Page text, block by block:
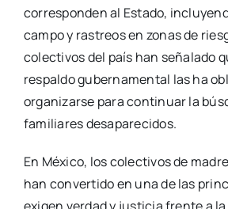
corresponden al Estado,
campo y rastreos en zonas de
colectivos del país han señalado
respaldo gubernamental las ha
organizarse para continuar la
familiares desaparecidos.
En México, los colectivos de
han convertido en una de las